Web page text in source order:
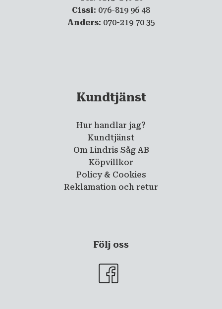
Cissi: 076-819 96 48
Anders: 070-219 70 35
Kundtjänst
Hur handlar jag?
Kundtjänst
Om Lindris Såg AB
Köpvillkor
Policy & Cookies
Reklamation och retur
Följ oss